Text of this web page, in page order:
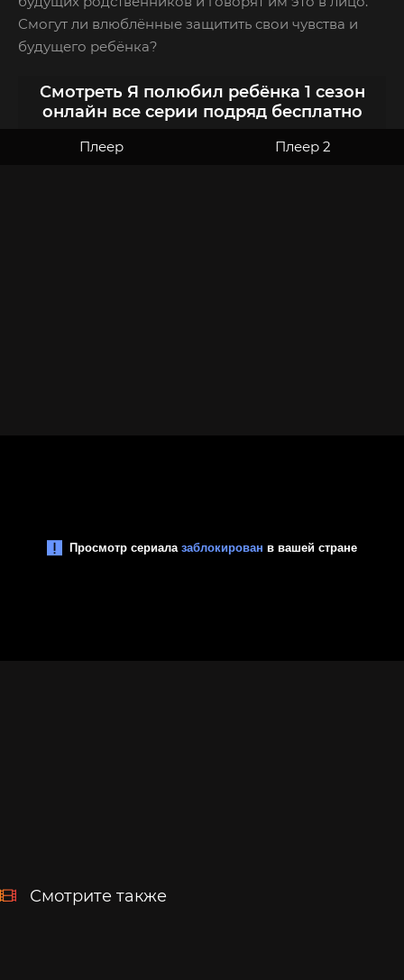
Смогут ли влюблённые защитить свои чувства и
будущего ребёнка?
Смотреть Я полюбил ребёнка 1 сезон
онлайн все серии подряд бесплатно
Плеер Плеер 2
Смотрите также